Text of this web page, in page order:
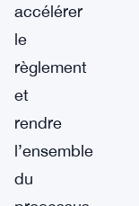
accélérer
le
règlement
et
rendre
l’ensemble
du